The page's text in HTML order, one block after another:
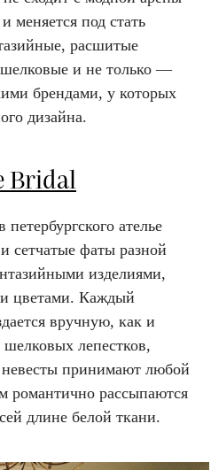
меняется под стать
расшитые
и не только —
брендами, у которых
дизайна.
Bridal
ателье
сетчатые фаты разной
изделиями,
цветами. Каждый
вручную, как и
лепестков,
принимают любой
романтично рассыпаются
длине белой ткани.